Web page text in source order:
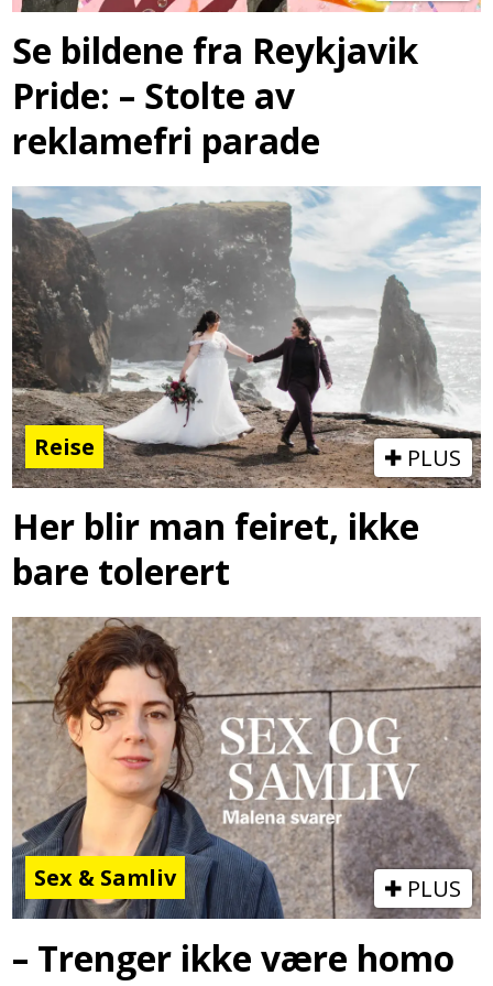
Se bildene fra Reykjavik
Pride: – Stolte av
reklamefri parade
Reise PLUS
Her blir man feiret, ikke
bare tolerert
Sex & Samliv PLUS
– Trenger ikke være homo